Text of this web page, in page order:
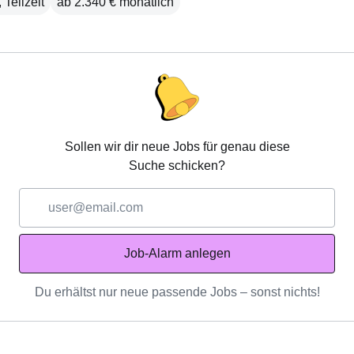
Sollen wir dir neue Jobs für genau diese
Suche schicken?
Adresse
Job-Alarm anlegen
Du erhältst nur neue passende Jobs – sonst nichts!